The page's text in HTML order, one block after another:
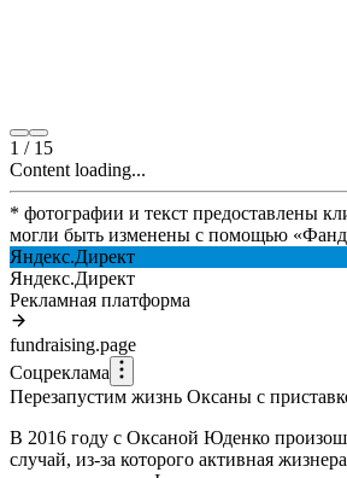
1 / 15
Content loading...
* фотографии и текст предоставлены
могли быть изменены с помощью «
Яндекс.Директ
Яндекс.Директ
Рекламная платформа
fundraising.page
Соцреклама
Перезапустим жизнь Оксаны с
В 2016 году с Оксаной Юденко
случай, из-за которого активная